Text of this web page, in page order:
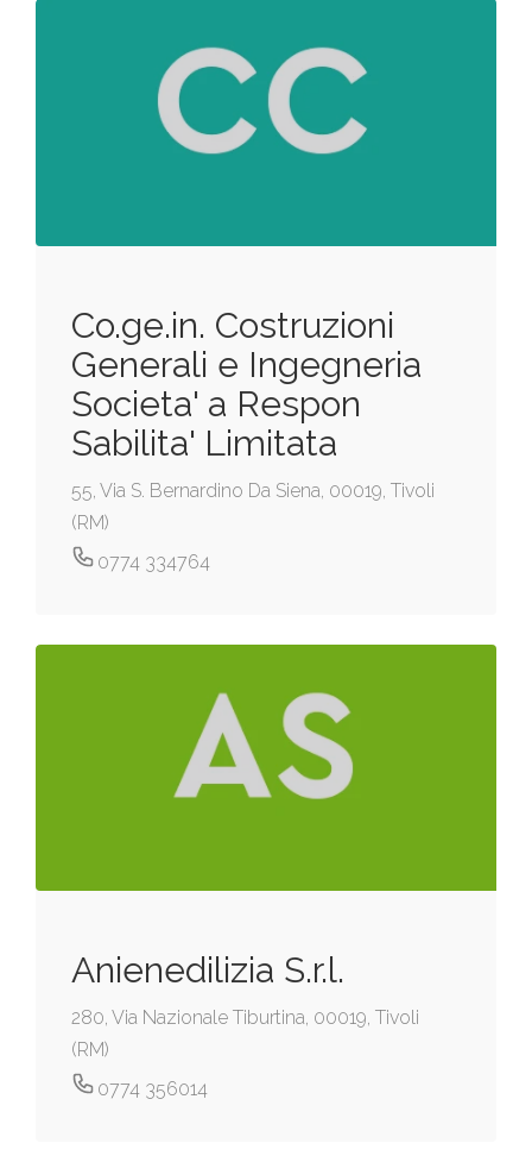
Co.ge.in. Costruzioni
Generali e Ingegneria
Societa' a Respon
Sabilita' Limitata
55, Via S. Bernardino Da Siena, 00019, Tivoli
(RM)
0774 334764
Anienedilizia S.r.l.
280, Via Nazionale Tiburtina, 00019, Tivoli
(RM)
0774 356014